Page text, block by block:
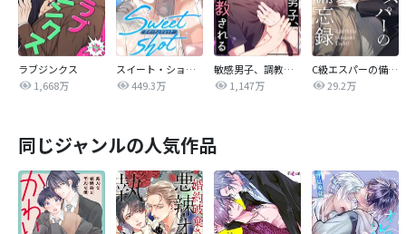
ラブジンクス
1,668万
スイート・ショット
449.3万
敏感男子、調教される
1,147万
C級エスパーの備忘録
29.2万
同じジャンルの人気作品